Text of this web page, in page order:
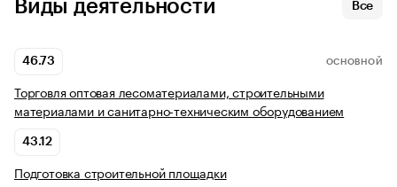
Виды деятельности Все
46.73 ОСНОВНОЙ
Торговля оптовая лесоматериалами, строительными
материалами и санитарно-техническим оборудованием
43.12
Подготовка строительной площадки